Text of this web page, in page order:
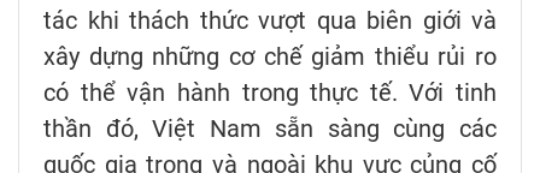
tác khi thách thức vượt qua biên giới và
xây dựng những cơ chế giảm thiểu rủi ro
có thể vận hành trong thực tế. Với tinh
thần đó, Việt Nam sẵn sàng cùng các
quốc gia trong và ngoài khu vực củng cố